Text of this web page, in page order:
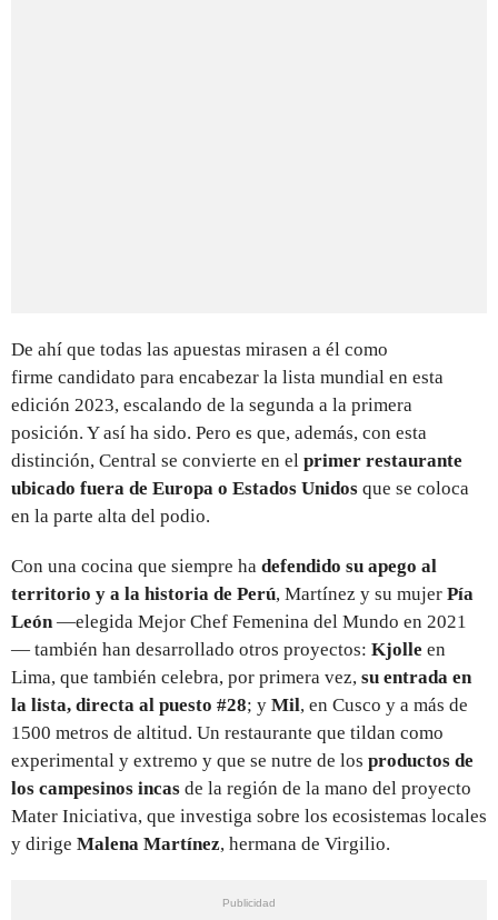
De ahí que todas las apuestas mirasen a él como
firme candidato para encabezar la lista mundial en esta
edición 2023, escalando de la segunda a la primera
posición. Y así ha sido. Pero es que, además, con esta
distinción, Central se convierte en el primer restaurante
ubicado fuera de Europa o Estados Unidos que se coloca
en la parte alta del podio.
Con una cocina que siempre ha defendido su apego al
territorio y a la historia de Perú, Martínez y su mujer Pía
León—elegida Mejor Chef Femenina del Mundo en 2021
— también han desarrollado otros proyectos: Kjolle en
Lima, que también celebra, por primera vez, su entrada en
la lista, directa al puesto #28; y Mil, en Cusco y a más de
1500 metros de altitud. Un restaurante que tildan como
experimental y extremo y que se nutre de los productos de
los campesinos incas de la región de la mano del proyecto
Mater Iniciativa, que investiga sobre los ecosistemas locales
y dirige Malena Martínez, hermana de Virgilio.